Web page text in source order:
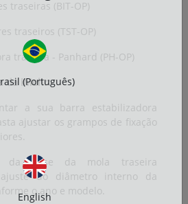
traseiras (BIT-OP)
traseiros (TST-OP)
traseira - Panhard (PH-OP)
da iMohr:
a sua barra estabilizadora
ajustar os grampos de fixação
base da mola traseira
do diâmetro interno da
o ano e modelo.
(Português)
English